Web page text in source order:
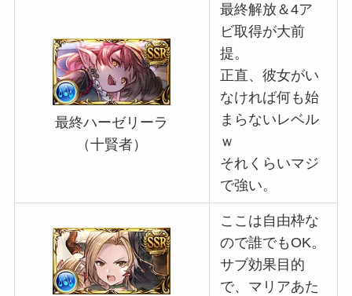
最終ハーゼリーラ
（十賢者）
最終解放＆4ア
ビ取得が大前
提。
正直、彼女がい
なければ何も始
まらないレベル
ｗ
それくらいマジ
で強い。
ここは自由枠な
ので誰でもOK。
サブ効果目的
で、マリアあた